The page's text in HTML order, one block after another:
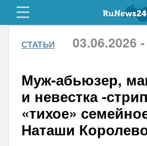
СТАТЬИ 03.06.2026
Муж-абьюзер,
и невестка -
«тихое»
Наташи